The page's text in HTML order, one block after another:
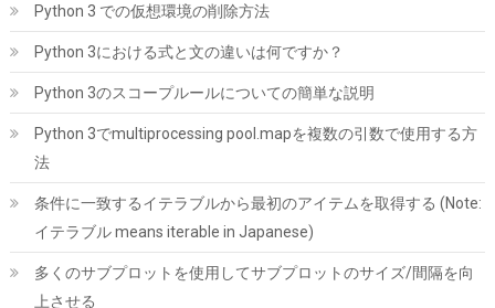
玄人志向 AMD Radeon RX 9060 XT 搭載 グラフィックボード
16GB デュアルファン 【国内正規品】 RD-RX9060XT-E16GB/DF
(54555 GBP 298.27 (2026-08-07 04:03 GMT +09:00 時点 -
こちら)
Python 3 での仮想環境の削除方法
Python 3における式と文の違いは何ですか？
Python 3のスコープルールについての簡単な説明
Python 3でmultiprocessing pool.mapを複数の引数で使用する方
法
条件に一致するイテラブルから最初のアイテムを取得する (Note:
イテラブル means iterable in Japanese)
多くのサブプロットを使用してサブプロットのサイズ/間隔を向
上させる